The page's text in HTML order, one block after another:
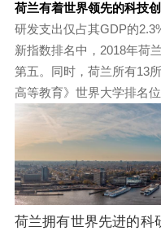
荷兰有着世界领先的科技
研发支出仅占其GDP的
新指数排名中，2018年荷
第五。同时，荷兰所有13
高等教育》世界大学排名位
荷兰拥有世界先进的科